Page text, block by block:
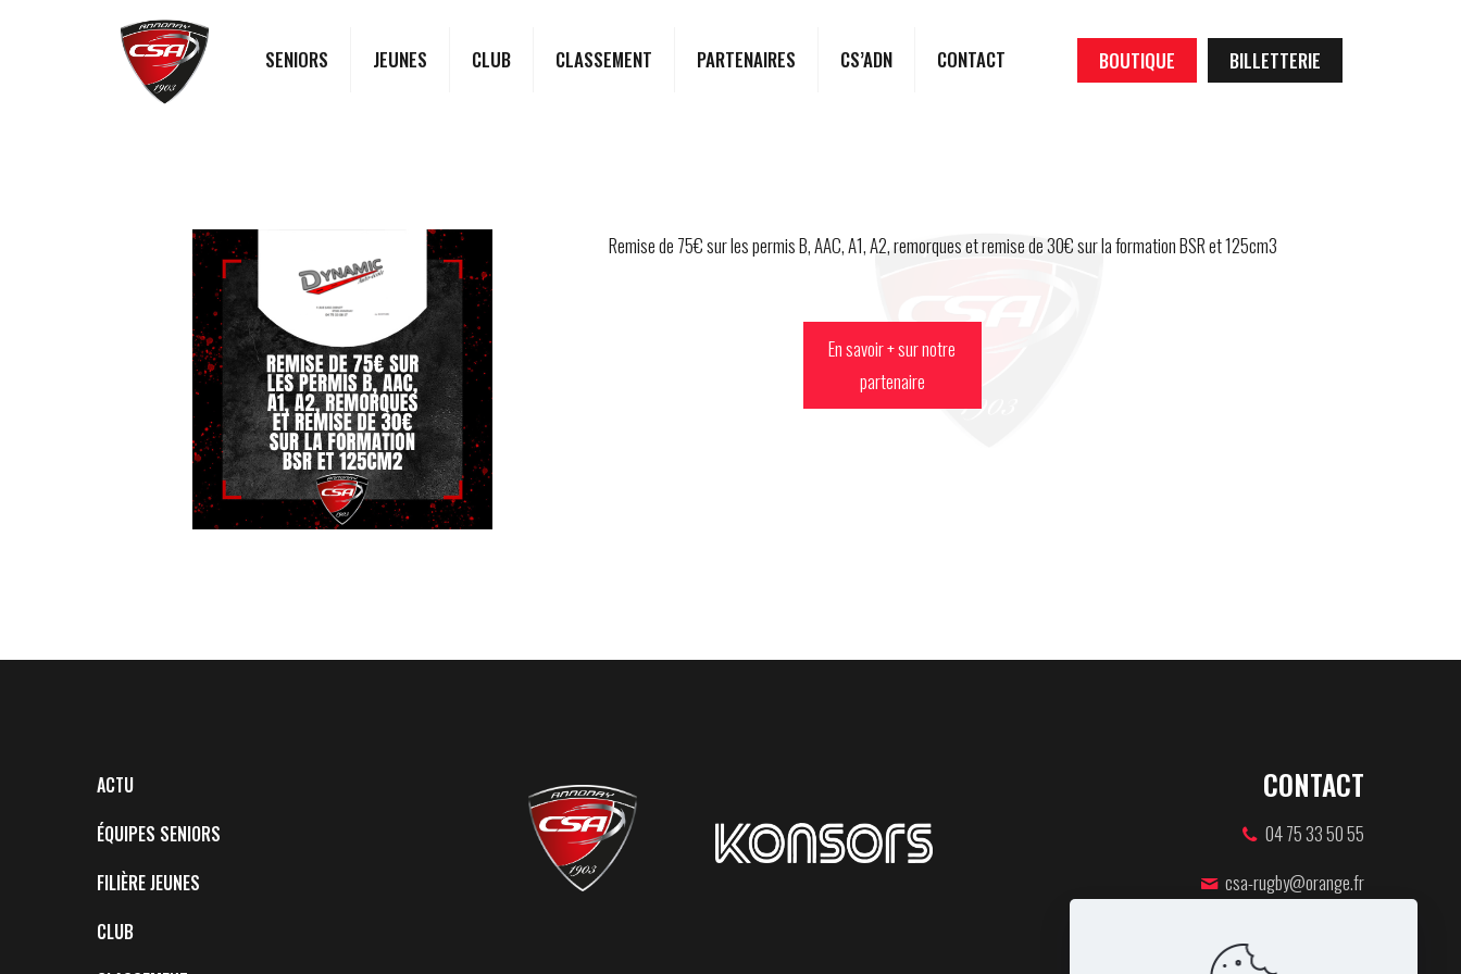
SENIORS JEUNES CLUB CLASSEMENT PARTENAIRES CS’ADN CONTACT BOUTIQUE BILLETTERIE
Remise de 75€ sur les permis B, AAC, A1, A2, remorques et remise de 30€ sur la formation BSR et 125cm3
En savoir + sur notre
partenaire
ACTU
ÉQUIPES SENIORS
FILIÈRE JEUNES
CLUB
CONTACT
04 75 33 50 55
csa-rugby@orange.fr
07100 ANNONAY